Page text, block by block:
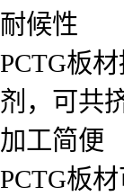
耐候性
PCTG板
剂，可共
加工简便
PCTG板